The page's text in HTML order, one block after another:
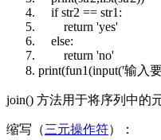
ifstr2 == str1:
return 'yes'
else:
return 'no'
print(fun1(input('输入
join() 方法用于将序列中的
缩写（三元操作符）：